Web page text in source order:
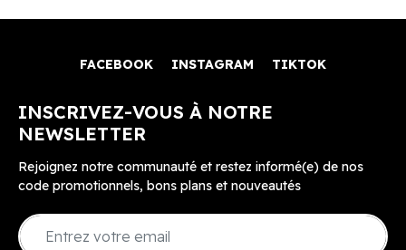
FACEBOOK INSTAGRAM TIKTOK
INSCRIVEZ-VOUS À NOTRE
NEWSLETTER
Rejoignez notre communauté et restez informé(e) de nos
code promotionnels, bons plans et nouveautés